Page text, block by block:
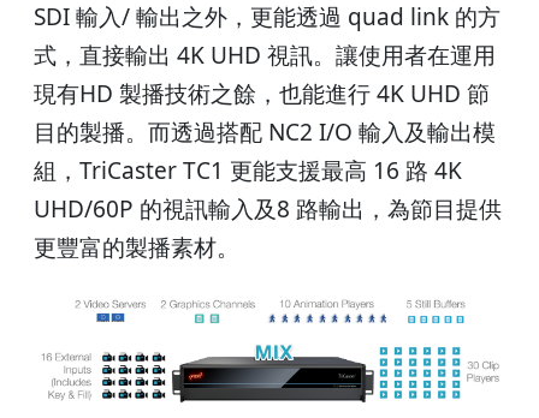
SDI 輸入/ 輸出之外，更能透過 quad link 的方
式，直接輸出 4K UHD 視訊。讓使用者在運用
現有HD 製播技術之餘，也能進行 4K UHD 節
目的製播。而透過搭配 NC2 I/O 輸入及輸出模
組，TriCaster TC1 更能支援最高 16 路 4K
UHD/60P 的視訊輸入及8 路輸出，為節目提供
更豐富的製播素材。